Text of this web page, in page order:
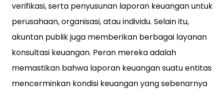
verifikasi, serta penyusunan laporan keuangan untuk
perusahaan, organisasi, atau individu. Selain itu,
akuntan publik juga memberikan berbagai layanan
konsultasi keuangan. Peran mereka adalah
memastikan bahwa laporan keuangan suatu entitas
mencerminkan kondisi keuangan yang sebenarnya